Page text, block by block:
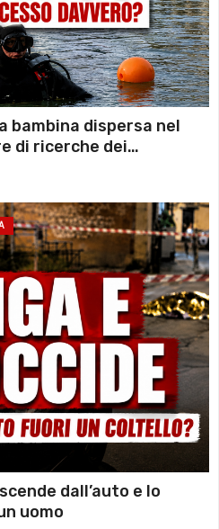
bambina dispersa nel
di ricerche dei
dall’auto e lo
uomo